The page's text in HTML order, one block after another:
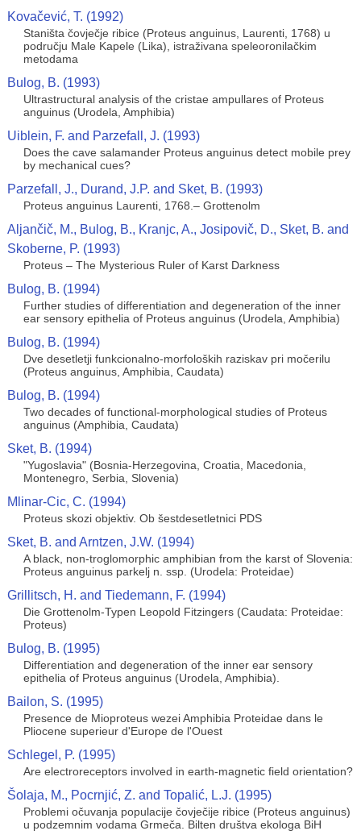
Kovačević, T. (1992)
Staništa čovječje ribice (Proteus anguinus, Laurenti, 1768) u
području Male Kapele (Lika), istraživana speleoronilačkim
metodama
Bulog, B. (1993)
Ultrastructural analysis of the cristae ampullares of Proteus
anguinus (Urodela, Amphibia)
Uiblein, F. and Parzefall, J. (1993)
Does the cave salamander Proteus anguinus detect mobile prey
by mechanical cues?
Parzefall, J., Durand, J.P. and Sket, B. (1993)
Proteus anguinus Laurenti, 1768.– Grottenolm
Aljančič, M., Bulog, B., Kranjc, A., Josipovič, D., Sket, B. and
Skoberne, P. (1993)
Proteus – The Mysterious Ruler of Karst Darkness
Bulog, B. (1994)
Further studies of differentiation and degeneration of the inner
ear sensory epithelia of Proteus anguinus (Urodela, Amphibia)
Bulog, B. (1994)
Dve desetletji funkcionalno-morfoloških raziskav pri močerilu
(Proteus anguinus, Amphibia, Caudata)
Bulog, B. (1994)
Two decades of functional-morphological studies of Proteus
anguinus (Amphibia, Caudata)
Sket, B. (1994)
"Yugoslavia" (Bosnia-Herzegovina, Croatia, Macedonia,
Montenegro, Serbia, Slovenia)
Mlinar-Cic, C. (1994)
Proteus skozi objektiv. Ob šestdesetletnici PDS
Sket, B. and Arntzen, J.W. (1994)
A black, non-troglomorphic amphibian from the karst of Slovenia:
Proteus anguinus parkelj n. ssp. (Urodela: Proteidae)
Grillitsch, H. and Tiedemann, F. (1994)
Die Grottenolm-Typen Leopold Fitzingers (Caudata: Proteidae:
Proteus)
Bulog, B. (1995)
Differentiation and degeneration of the inner ear sensory
epithelia of Proteus anguinus (Urodela, Amphibia).
Bailon, S. (1995)
Presence de Mioproteus wezei Amphibia Proteidae dans le
Pliocene superieur d'Europe de l'Ouest
Schlegel, P. (1995)
Are electroreceptors involved in earth-magnetic field orientation?
Šolaja, M., Pocrnjić, Z. and Topalić, L.J. (1995)
Problemi očuvanja populacije čovječije ribice (Proteus anguinus)
u podzemnim vodama Grmeča. Bilten društva ekologa BiH